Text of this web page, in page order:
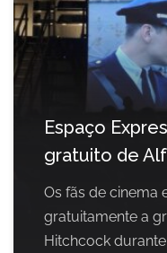
Espaço
gratuito de
Os fãs de cinema
gratuitamente a
Hitchcock